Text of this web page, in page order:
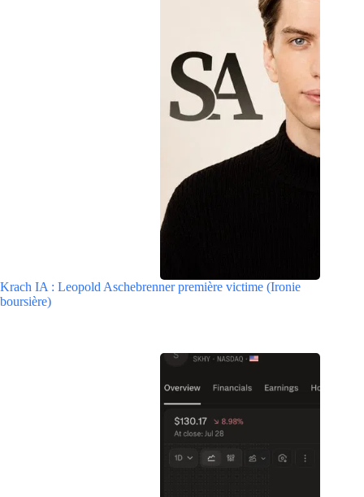
Krach IA : Leopold Aschebrenner première victime (Ironie
boursière)